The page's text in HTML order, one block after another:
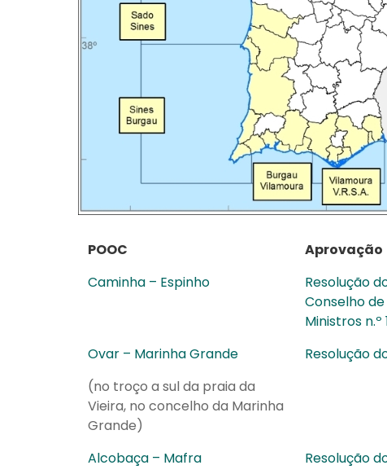
POOC
Aprovação
Caminha – Espinho
Resolução
Conselho
Ministros
Ovar – Marinha Grande
(no troço a sul da praia da
Vieira, no concelho da Marinha
Grande)
Resolução
Alcobaça – Mafra Resolução